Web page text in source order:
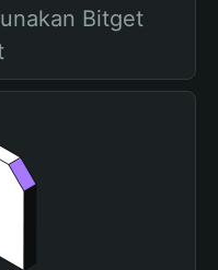
Bitget